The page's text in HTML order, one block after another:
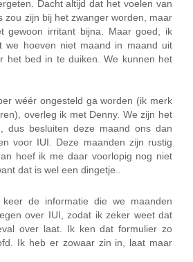
Dacht altijd dat het voelen van
zou zijn bij het zwanger worden, maar
gewoon irritant bijna. Maar goed, ik
we hoeven niet maand in maand uit
het bed in te duiken. We kunnen het
wéér ongesteld ga worden (ik merk
overleg ik met Denny. We zijn het
dus besluiten deze maand ons dan
voor IUI. Deze maanden zijn rustig
hoef ik me daar voorlopig nog niet
dat is wel een dingetje..
keer de informatie die we maanden
over IUI, zodat ik zeker weet dat
over laat. Ik ken dat formulier zo
Ik heb er zowaar zin in, laat maar